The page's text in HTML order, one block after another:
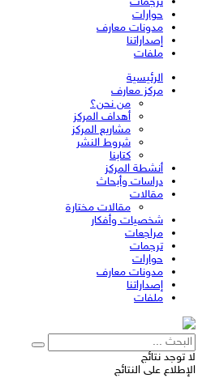
حوارات
مدونات معارف
إصداراتنا
ملفات
الرئيسية
مركز معارف
من نحن؟
أهداف المركز
مشاريع المركز
شروط النشر
كتابنا
أنشطة المركز
دراسات وأبحاث
مقالات
مقالات مختارة
شخصيات وأفكار
مراجعات
ترجمات
حوارات
مدونات معارف
إصداراتنا
ملفات
لا توجد نتائج
الإطلاع على النتائج